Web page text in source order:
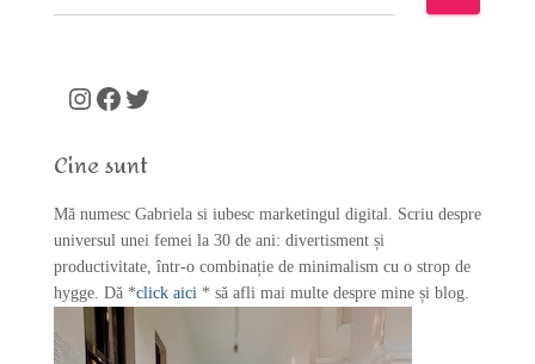
e
o
:
Instagram Facebook Twitter
Cine sunt
Mă numesc Gabriela si iubesc marketingul digital. Scriu despre
universul unei femei la 30 de ani: divertisment și
productivitate, într-o combinație de minimalism cu o strop de
hygge. Dă *click aici * să afli mai multe despre mine și blog.